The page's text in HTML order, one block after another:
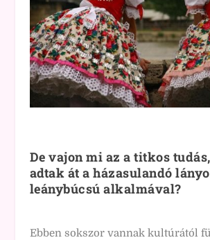
De vajon mi az a titkos
adtak át a házasulandó
leánybúcsú alkalmával?
Ebben sokszor vannak kultúrától